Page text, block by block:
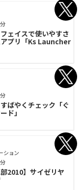
ェイスで使いやすさ
プリ「Ks Launcher
ばやくチェック「ぐ
ド」
ション
部2010】サイゼリヤ